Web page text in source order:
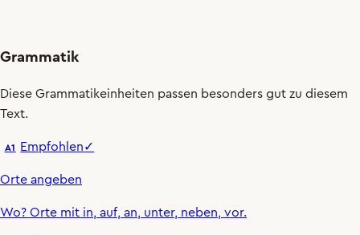
Grammatik
Diese Grammatikeinheiten passen besonders gut zu diesem
Text.
A1 Empfohlen✓
Orte angeben
Wo? Orte mit in, auf, an, unter, neben, vor.